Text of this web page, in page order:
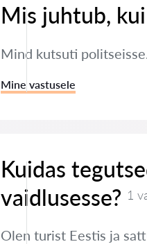
Mis juhtub,
Mind kutsuti
Mine vastusele
Kuidas
vaidlusesse? 1
Olen turist Eestis ja